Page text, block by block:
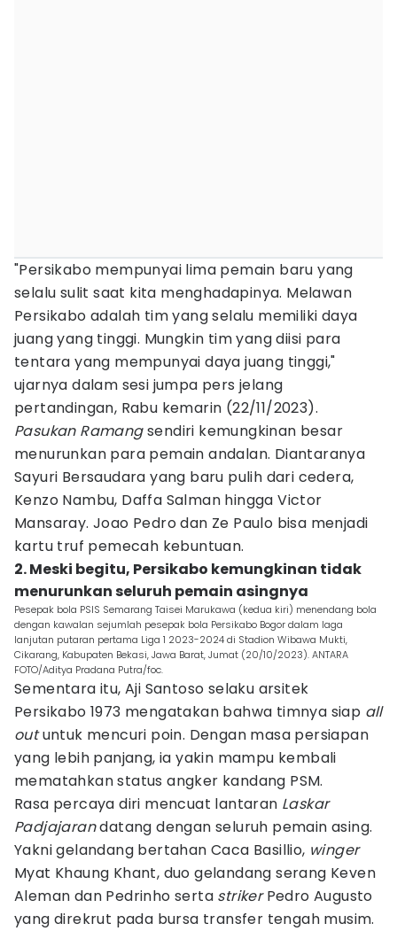
"Persikabo mempunyai lima pemain baru yang
selalu sulit saat kita menghadapinya. Melawan
Persikabo adalah tim yang selalu memiliki daya
juang yang tinggi. Mungkin tim yang diisi para
tentara yang mempunyai daya juang tinggi,"
ujarnya dalam sesi jumpa pers jelang
pertandingan, Rabu kemarin (22/11/2023).
Pasukan Ramangsendiri kemungkinan besar
menurunkan para pemain andalan. Diantaranya
Sayuri Bersaudara yang baru pulih dari cedera,
Kenzo Nambu, Daffa Salman hingga Victor
Mansaray. Joao Pedro dan Ze Paulo bisa menjadi
kartu truf pemecah kebuntuan.
2. Meski begitu, Persikabo kemungkinan tidak
menurunkan seluruh pemain asingnya
Pesepak bola PSIS Semarang Taisei Marukawa (kedua kiri) menendang bola
dengan kawalan sejumlah pesepak bola Persikabo Bogor dalam laga
lanjutan putaran pertama Liga 1 2023-2024 di Stadion Wibawa Mukti,
Cikarang, Kabupaten Bekasi, Jawa Barat, Jumat (20/10/2023). ANTARA
FOTO/Aditya Pradana Putra/foc.
Sementara itu, Aji Santoso selaku arsitek
Persikabo 1973 mengatakan bahwa timnya siap all
outuntuk mencuri poin. Dengan masa persiapan
yang lebih panjang, ia yakin mampu kembali
mematahkan status angker kandang PSM.
Rasa percaya diri mencuat lantaran Laskar
Padjajarandatang dengan seluruh pemain asing.
Yakni gelandang bertahan Caca Basillio, winger
Myat Khaung Khant, duo gelandang serang Keven
Aleman dan Pedrinho serta strikerPedro Augusto
yang direkrut pada bursa transfer tengah musim.